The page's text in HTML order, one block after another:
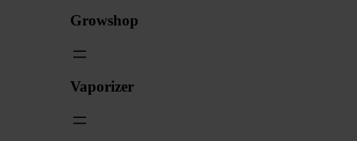
Growshop
Vaporizer